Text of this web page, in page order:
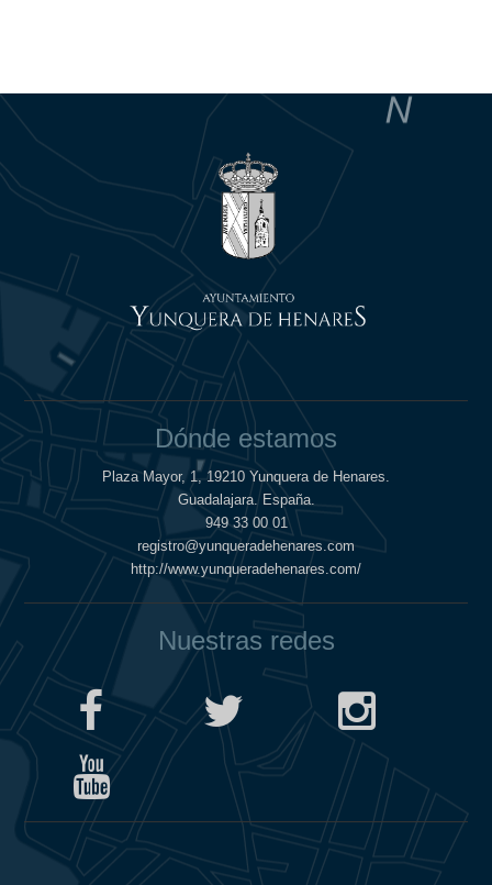
Dónde estamos
Plaza Mayor, 1, 19210 Yunquera de Henares.
Guadalajara. España.
949 33 00 01
registro@yunqueradehenares.com
http://www.yunqueradehenares.com/
Nuestras redes